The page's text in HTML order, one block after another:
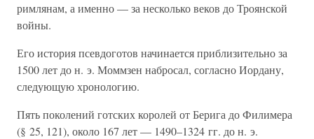
римлянам, а именно — за несколько веков до Троянской
войны.
Его история псевдоготов начинается приблизительно за
1500 лет до н. э. Моммзен набросал, согласно Иордану,
следующую хронологию.
Пять поколений готских королей от Берига до Филимера
(§ 25, 121), около 167 лет — 1490–1324 гг. до н. э.